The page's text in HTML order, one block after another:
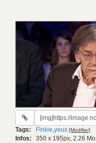
URL
gif:
Tags: Finkie,yeux [Modifier]
Infos: 350 x 195px, 2.26 Mo